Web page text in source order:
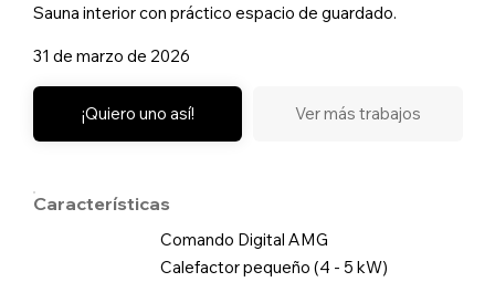
Sauna interior con práctico espacio de guardado.
31 de marzo de 2026
¡Quiero uno así! Ver más trabajos
Características
Comando Digital AMG
Calefactor pequeño (4 - 5 kW)